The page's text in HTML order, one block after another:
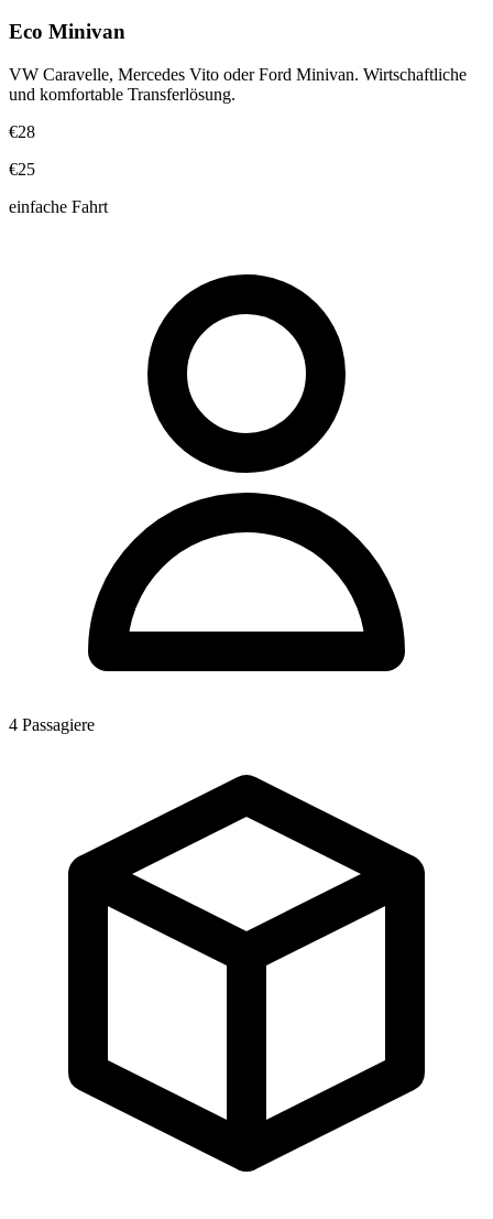
Eco Minivan
VW Caravelle, Mercedes Vito oder Ford Minivan. Wirtschaftliche
und komfortable Transferlösung.
€28
€25
einfache Fahrt
4 Passagiere